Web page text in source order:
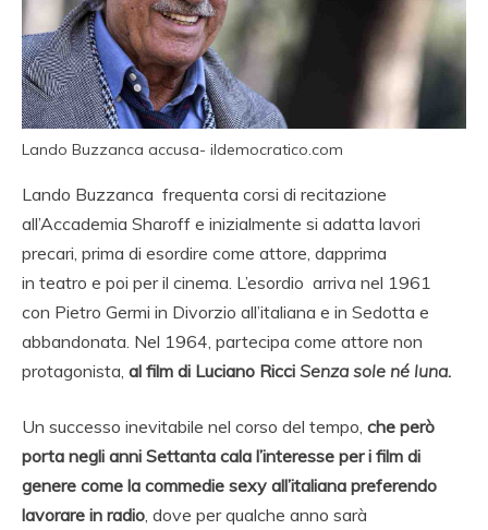
Lando Buzzanca accusa- ildemocratico.com
Lando Buzzanca frequenta corsi di recitazione
all’Accademia Sharoff e inizialmente si adatta lavori
precari, prima di esordire come attore, dapprima
in teatro e poi per il cinema. L’esordio arriva nel 1961
con Pietro Germi in Divorzio all’italiana e in Sedotta e
abbandonata. Nel 1964, partecipa come attore non
protagonista, al film di Luciano Ricci Senza sole né luna.
Un successo inevitabile nel corso del tempo, che però
porta negli anni Settanta cala l’interesse per i film di
genere come la commedie sexy all’italiana preferendo
lavorare in radio, dove per qualche anno sarà